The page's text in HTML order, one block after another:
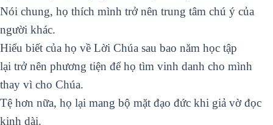
Nói chung, họ thích mình trở nên trung tâm chú ý của
người khác.
Hiểu biết của họ về Lời Chúa sau bao năm học tập
lại trở nên phương tiện để họ tìm vinh danh cho mình
thay vì cho Chúa.
Tệ hơn nữa, họ lại mang bộ mặt đạo đức khi giả vờ đọc
kinh dài.